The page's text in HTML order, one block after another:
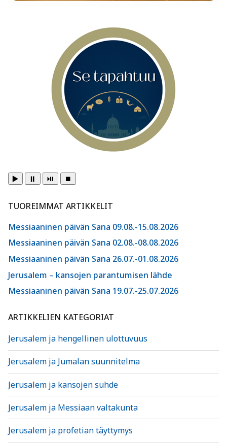
▶️ ⏸️ ⏯️ ⏹️
TUOREIMMAT ARTIKKELIT
Messiaaninen päivän Sana 09.08.-15.08.2026
Messiaaninen päivän Sana 02.08.-08.08.2026
Messiaaninen päivän Sana 26.07.-01.08.2026
Jerusalem – kansojen parantumisen lähde
Messiaaninen päivän Sana 19.07.-25.07.2026
ARTIKKELIEN KATEGORIAT
Jerusalem ja hengellinen ulottuvuus
Jerusalem ja Jumalan suunnitelma
Jerusalem ja kansojen suhde
Jerusalem ja Messiaan valtakunta
Jerusalem ja profetian täyttymys